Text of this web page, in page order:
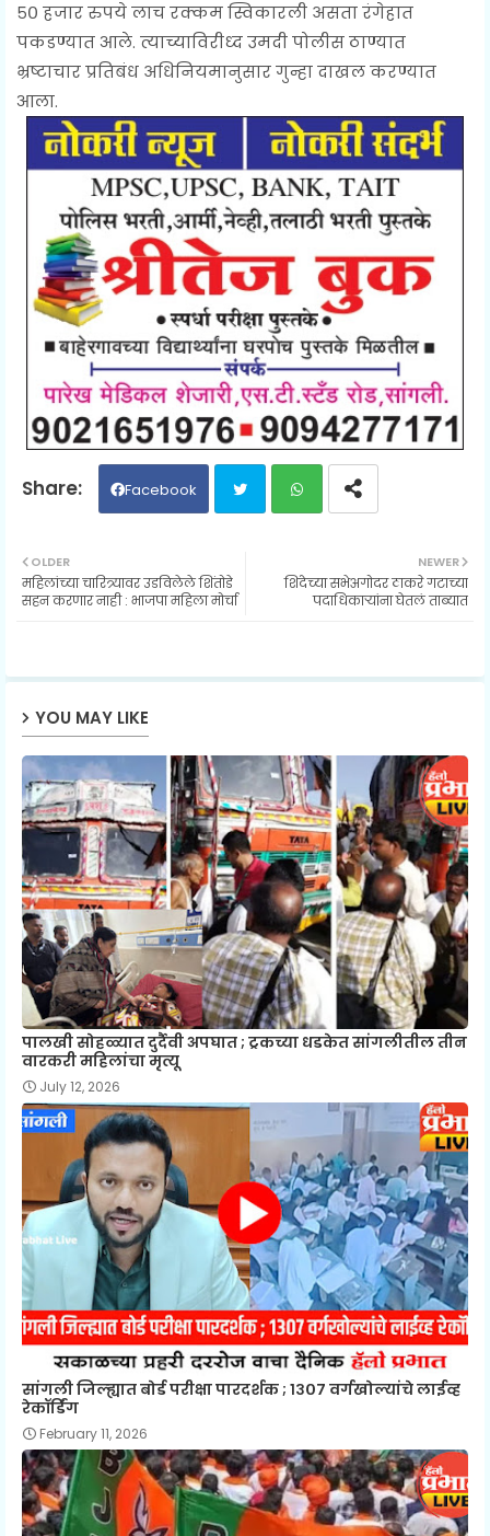
५० हजार रुपये लाच रक्‍कम स्विकारली असता रंगेहात
पकडण्यात आले. त्याच्याविरीध्द उमदी पोलीस ठाण्यात
भ्रष्टाचार प्रतिबंध अधिनियमानुसार गुन्हा दाखल करण्यात
आला.
Facebook
ter ats
p
NEWER
शिंदेच्या सभेअगोदर ठाकरे गटाच्या
पदाधिकाऱ्यांना घेतलं ताब्यात
OLDER
महिलांच्या चारित्र्यावर उडविलेले शिंतोडे
सहन करणार नाही : भाजपा महिला मोर्चा
YOU MAY LIKE
पालखी सोहळ्यात दुर्दैवी अपघात ; ट्रकच्या धडकेत सांगलीतील तीन
वारकरी महिलांचा मृत्यू
July 12, 2026
सांगली जिल्ह्यात बोर्ड परीक्षा पारदर्शक ; १३०७ वर्गखोल्यांचे लाईव्ह
रेकॉर्डिंग
February 11, 2026